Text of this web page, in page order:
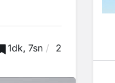
1dk, 7sn 2